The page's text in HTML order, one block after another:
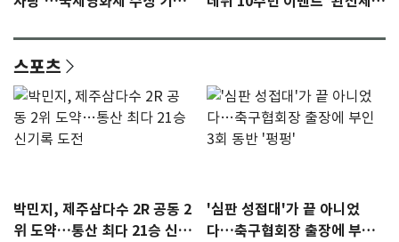
스포츠
박민지, 제주삼다수 2R 공동 2
위 도약…통산 최다 21승 신기
'심판 성접대'가 끝 아니었
다…축구협회장 출장에 부인